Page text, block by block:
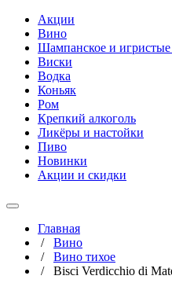
Акции
Вино
Шампанское и игристые
Виски
Водка
Коньяк
Ром
Крепкий алкоголь
Ликёры и настойки
Пиво
Новинки
Акции и скидки
Главная
/ Вино
/ Вино тихое
/ Bisci Verdicchio di